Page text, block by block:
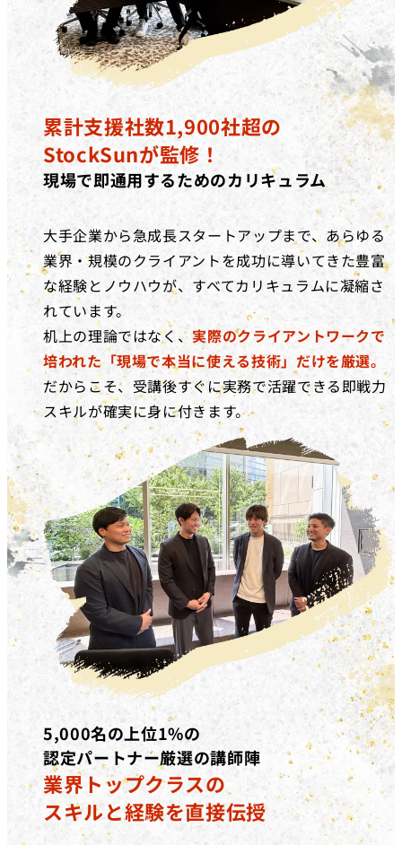
累計支援社数1,900社超の
StockSunが監修！
現場で即通用するためのカリキュラム
大手企業から急成長スタートアップまで、あらゆる
業界・規模のクライアントを成功に導いてきた豊富
な経験とノウハウが、すべてカリキュラムに凝縮さ
れています。
机上の理論ではなく、実際のクライアントワークで
培われた「現場で本当に使える技術」だけを厳選。
だからこそ、受講後すぐに実務で活躍できる即戦力
スキルが確実に身に付きます。
5,000名の上位1%の
認定パートナー厳選の講師陣
業界トップクラスの
スキルと経験を直接伝授